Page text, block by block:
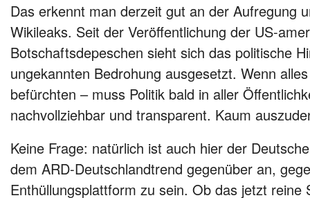
Das erkennt man derzeit gut an der Aufregung
Wikileaks. Seit der Veröffentlichung der US-
Botschaftsdepeschen sieht sich das politische
ungekannten Bedrohung ausgesetzt. Wenn
befürchten – muss Politik bald in aller
nachvollziehbar und transparent. Kaum
Keine Frage: natürlich ist auch hier der
dem ARD-Deutschlandtrend gegenüber an,
Enthüllungsplattform zu sein. Ob das jetzt reine